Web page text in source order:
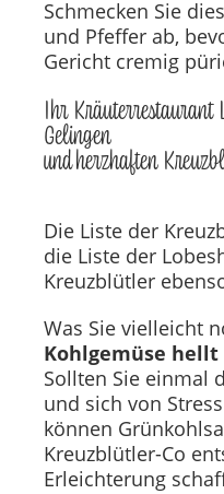
Schmecken Sie
und Pfeffer ab,
Gericht cremig
Ihr Kräuterrestaurant
Gelingen
und herzhaften
Die Liste der
die Liste der
Kreuzblütler
Was Sie vielleicht
Kohlgemüse
Sollten Sie einmal
und sich von
können
Kreuzblütler-Co
Erleichterung